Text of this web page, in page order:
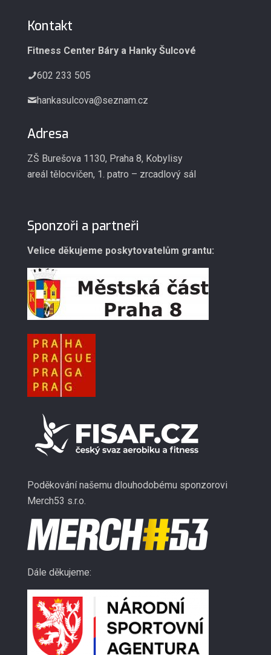
Kontakt
Fitness Center Báry a Hanky Šulcové
602 233 505
hankasulcova@seznam.cz
Adresa
ZŠ Burešova 1130, Praha 8, Kobylisy
areál tělocvičen, 1. patro – zrcadlový sál
Sponzoři a partneři
Velice děkujeme poskytovatelům grantu:
Poděkování našemu dlouhodobému sponzorovi
Merch53 s.r.o.
Dále děkujeme: